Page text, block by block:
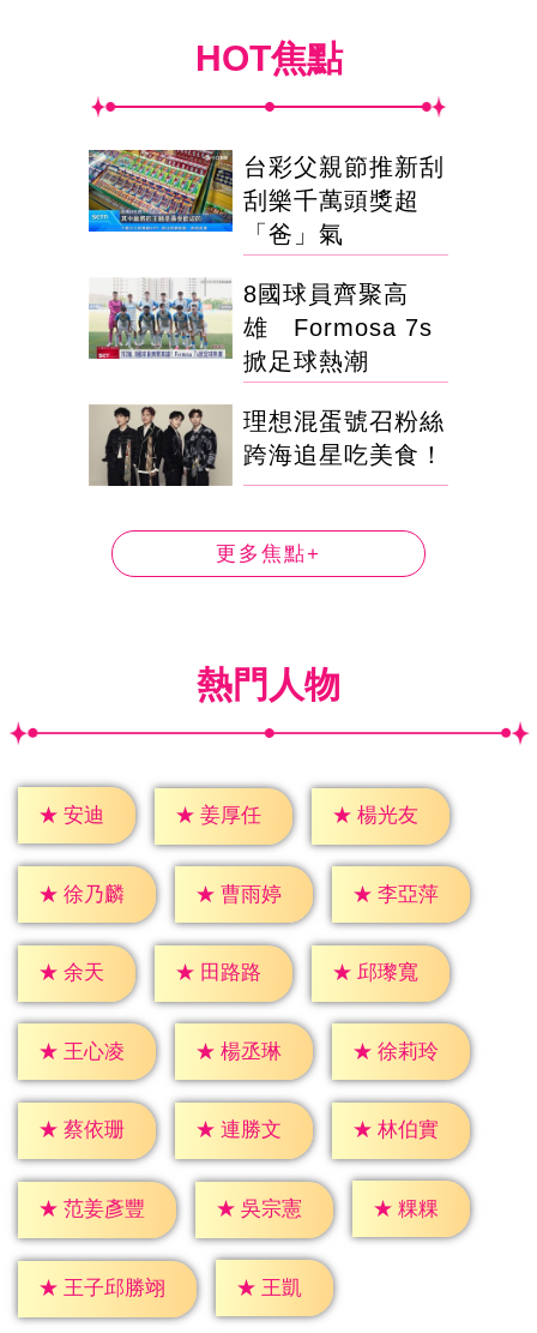
HOT焦點
台彩父親節推新刮
刮樂千萬頭獎超
「爸」氣
8國球員齊聚高
雄 Formosa 7s
掀足球熱潮
理想混蛋號召粉絲
跨海追星吃美食！
更多焦點+
熱門人物
★ 安迪 ★ 姜厚任 ★ 楊光友
★ 徐乃麟 ★ 曹雨婷 ★ 李亞萍
★ 余天 ★ 田路路 ★ 邱瓈寬
★ 王心凌 ★ 楊丞琳 ★ 徐莉玲
★ 蔡依珊 ★ 連勝文 ★ 林伯實
★ 范姜彥豐 ★ 吳宗憲 ★ 粿粿
★ 王子邱勝翊 ★ 王凱